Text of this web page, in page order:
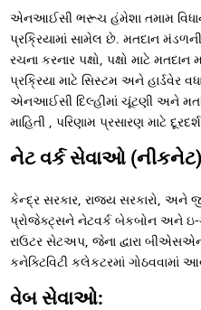
એનઆઈસી ભરૂચ હંમેશા તમામ
પ્રક્રિયામાં સામેલ છે. મતદાન
રચના કરનાર પક્ષો, પક્ષો માટે
પ્રક્રિયા માટે સિસ્ટમ અને હાર્ડવેર
એનઆઈસી દિલ્હીમાં ચૂંટણી અને
માહિતી , પરિણામ પ્રસારણ માટે
નેટ વર્ક સેવાઓ (નીકનેટ)
કેન્દ્ર સરકાર, રાજ્ય સરકારો, અને
પ્રોજેક્ટ્સને નેટવર્ક બેકબોન અને ઇ-
રાઉટર સેટઅપ, જેના દ્વારા
કનેક્ટિવિટી કલેકટરમાં ગોઠવવામાં
વેબ સેવાઓ: